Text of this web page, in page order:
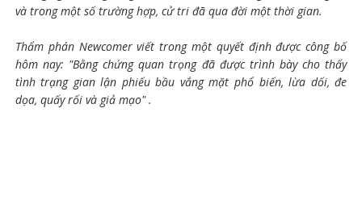
và trong một số trường hợp, cử tri đã qua đời một thời gian.
Thẩm phán Newcomer viết trong một quyết định được công bố
hôm nay: "Bằng chứng quan trọng đã được trình bày cho thấy
tình trạng gian lận phiếu bầu vắng mặt phổ biến, lừa dối, đe
dọa, quấy rối và giả mạo" .